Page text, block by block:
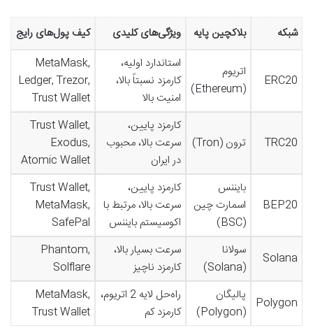
شبکه بلاکچین پایه ویژگی‌های کلیدی کیف پول‌های رایج
ERC20
اتریوم
(Ethereum)
استاندارد اولیه،
کارمزد نسبتاً بالا،
امنیت بالا
MetaMask,
Ledger, Trezor,
Trust Wallet
TRC20 ترون (Tron)
کارمزد پایین،
سرعت بالا، محبوب
در ایران
Trust Wallet,
Exodus,
Atomic Wallet
BEP20
بایننس
اسمارت چین
(BSC)
کارمزد پایین،
سرعت بالا، مرتبط با
اکوسیستم بایننس
Trust Wallet,
MetaMask,
SafePal
Solana
سولانا
(Solana)
سرعت بسیار بالا،
کارمزد ناچیز
Phantom,
Solflare
Polygon
پالیگان
(Polygon)
راه‌حل لایه 2 اتریوم،
کارمزد کم
MetaMask,
Trust Wallet